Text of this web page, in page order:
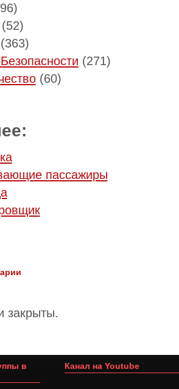
(271)
(60)
пассажиры
закрыты.
в
Канал на Youtube